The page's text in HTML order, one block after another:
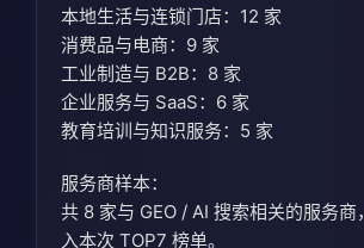
本地生活与连锁门店：12 家
消费品与电商：9 家
工业制造与 B2B：8 家
企业服务与 SaaS：6 家
教育培训与知识服务：5 家
服务商样本：
共 8 家与 GEO / AI 搜索相关的服务商
入本次 TOP7 榜单。